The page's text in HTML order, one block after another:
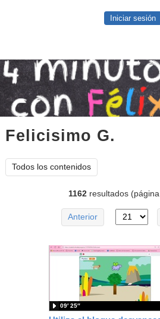
Iniciar sesión
Felicisimo G.
Todos los contenidos
1162resultados (página
Anterior
09′ 25″